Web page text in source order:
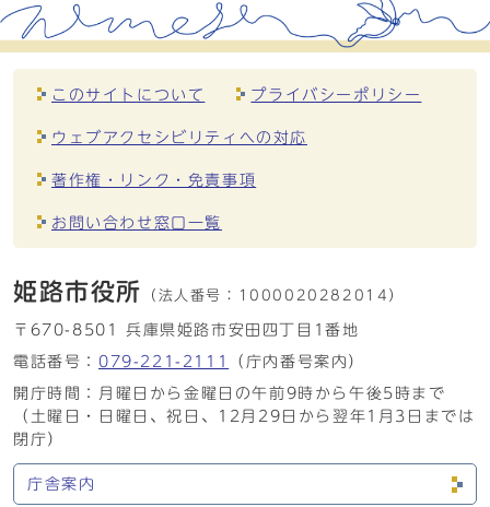
このサイトについて プライバシーポリシー
ウェブアクセシビリティへの対応
著作権・リンク・免責事項
お問い合わせ窓口一覧
姫路市役所 （法人番号： 1000020282014）
〒670-8501 兵庫県姫路市安田四丁目1番地
電話番号： 079-221-2111
（庁内番号案内）
開庁時間：月曜日から金曜日の午前9時から午後5時まで
（土曜日・日曜日、祝日、12月29日から翌年1月3日までは
閉庁）
庁舎案内